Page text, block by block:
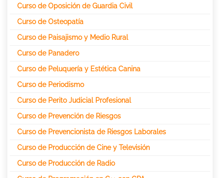
Curso de Oposición de Guardia Civil
Curso de Osteopatía
Curso de Paisajismo y Medio Rural
Curso de Panadero
Curso de Peluquería y Estética Canina
Curso de Periodismo
Curso de Perito Judicial Profesional
Curso de Prevención de Riesgos
Curso de Prevencionista de Riesgos Laborales
Curso de Producción de Cine y Televisión
Curso de Producción de Radio